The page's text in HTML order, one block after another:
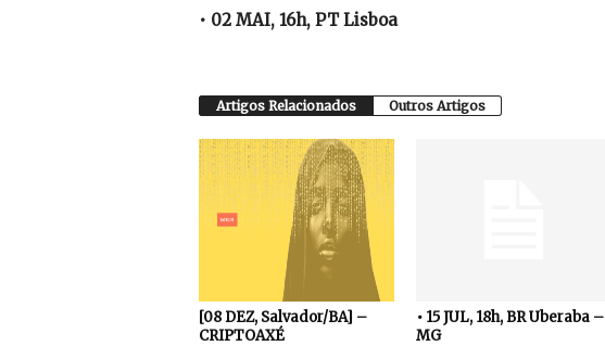
• 02 MAI, 16h, PT Lisboa
Artigos Relacionados Outros Artigos
[08 DEZ, Salvador/BA] –
CRIPTOAXÉ
• 15 JUL, 18h, BR Uberaba –
MG